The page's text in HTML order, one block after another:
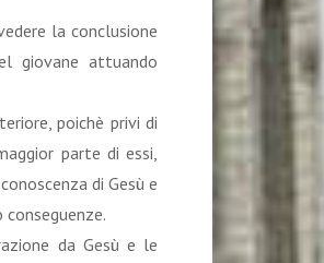
la conclusione
giovane attuando
poichè privi di
parte di essi,
di Gesù e
da Gesù e le